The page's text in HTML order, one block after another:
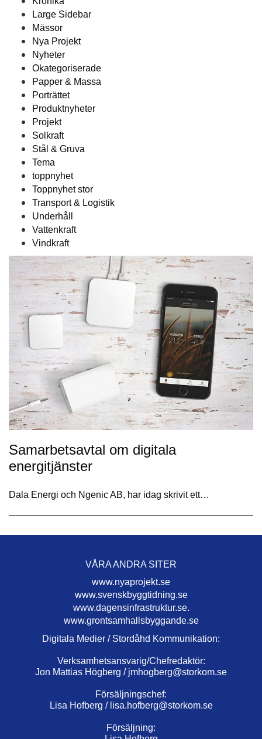
Large Sidebar
Mässor
Nya Projekt
Nyheter
Okategoriserade
Papper & Massa
Porträttet
Produktnyheter
Projekt
Solkraft
Stål & Gruva
Tema
toppnyhet
Toppnyhet stor
Transport & Logistik
Underhåll
Vattenkraft
Vindkraft
Samarbetsavtal om digitala
energitjänster
Dala Energi och Ngenic AB, har idag skrivit ett…
VÅRA ANDRA SITER
www.nyaprojekt.se
www.svenskbyggtidning.se
www.dagensinfrastruktur.se.
www.grontsamhallsbyggande.se
Digitala Medier / Stordåhd Kommunikation:
Verksamhetsansvarig/Chefredaktör:
Jon Mattias Högberg / jmhogberg@storkom.se
Försäljningschef:
Lisa Hofberg / lisa.hofberg@storkom.se
Försäljning: